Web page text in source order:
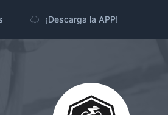
¡Descarga la APP!